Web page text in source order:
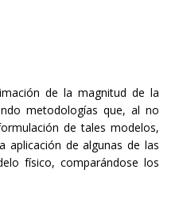
de la magnitud de la
metodologías que, al no
de tales modelos,
aplicación de algunas de las
físico, comparándose los